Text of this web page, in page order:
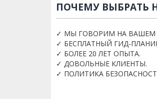
ПОЧЕМУ ВЫБРАТЬ
✓ МЫ ГОВОРИМ НА ВАШЕМ
✓ БЕСПЛАТНЫЙ ГИД-
✓ БОЛЕЕ 20 ЛЕТ ОПЫТА.
✓ ДОВОЛЬНЫЕ КЛИЕНТЫ.
✓ ПОЛИТИКА